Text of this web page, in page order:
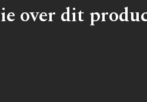
over dit